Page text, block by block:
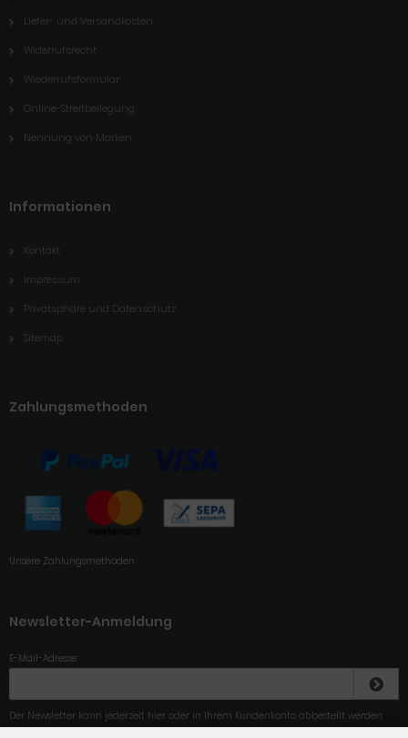
Liefer- und Versandkosten
Widerrufsrecht
Wiederrufsformular
Online-Streitbeilegung
Nennung von Marken
Informationen
Kontakt
Impressum
Privatsphäre und Datenschutz
Sitemap
Zahlungsmethoden
Unsere Zahlungsmethoden
Newsletter-Anmeldung
E-Mail-Adresse:
Der Newsletter kann jederzeit hier oder in Ihrem Kundenkonto abbestellt werden.